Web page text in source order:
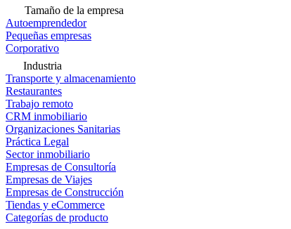
Tamaño de la empresa
Autoemprendedor
Pequeñas empresas
Corporativo
Industria
Transporte y almacenamiento
Restaurantes
Trabajo remoto
CRM inmobiliario
Organizaciones Sanitarias
Práctica Legal
Sector inmobiliario
Empresas de Consultoría
Empresas de Viajes
Empresas de Construcción
Tiendas y eCommerce
Categorías de producto